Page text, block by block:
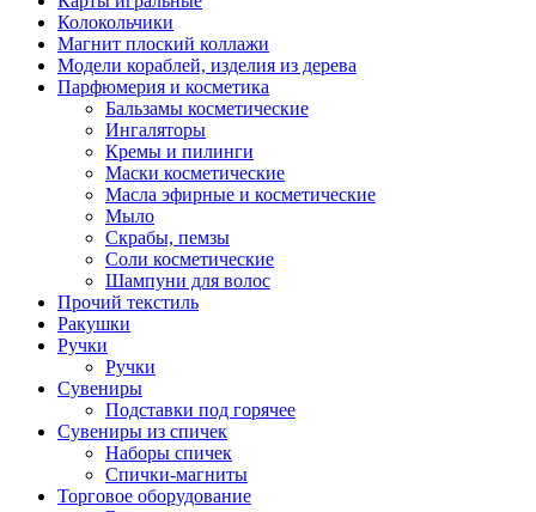
Колокольчики
Магнит плоский коллажи
Модели кораблей, изделия из дерева
Парфюмерия и косметика
Бальзамы косметические
Ингаляторы
Кремы и пилинги
Маски косметические
Масла эфирные и косметические
Мыло
Скрабы, пемзы
Соли косметические
Шампуни для волос
Прочий текстиль
Ракушки
Ручки
Ручки
Сувениры
Подставки под горячее
Сувениры из спичек
Наборы спичек
Спички-магниты
Торговое оборудование